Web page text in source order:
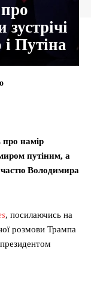
Путіна
намір
путіним, а
Володимира
, посилаючись на
розмови Трампа